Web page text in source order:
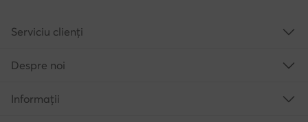
Serviciu clienți
Despre noi
Informații